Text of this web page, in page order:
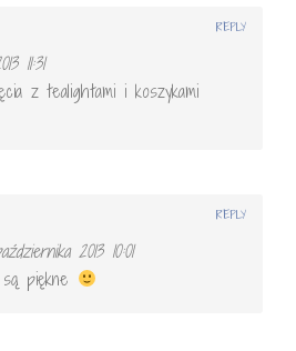
11:31
z tealightami i koszykami
REPLY
2013 10:01
piękne
REPLY